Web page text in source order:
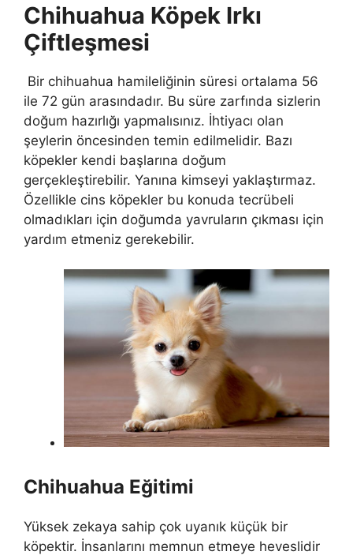
Chihuahua Köpek Irkı
Çiftleşmesi
Bir chihuahua hamileliğinin süresi ortalama 56
ile 72 gün arasındadır. Bu süre zarfında sizlerin
doğum hazırlığı yapmalısınız. İhtiyacı olan
şeylerin öncesinden temin edilmelidir. Bazı
köpekler kendi başlarına doğum
gerçekleştirebilir. Yanına kimseyi yaklaştırmaz.
Özellikle cins köpekler bu konuda tecrübeli
olmadıkları için doğumda yavruların çıkması için
yardım etmeniz gerekebilir.
Chihuahua Eğitimi
Yüksek zekaya sahip çok uyanık küçük bir
köpektir. İnsanlarını memnun etmeye heveslidir